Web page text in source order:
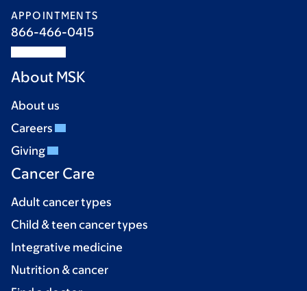
APPOINTMENTS
866-466-0415
About MSK
About us
Careers
Giving
Cancer Care
Adult cancer types
Child & teen cancer types
Integrative medicine
Nutrition & cancer